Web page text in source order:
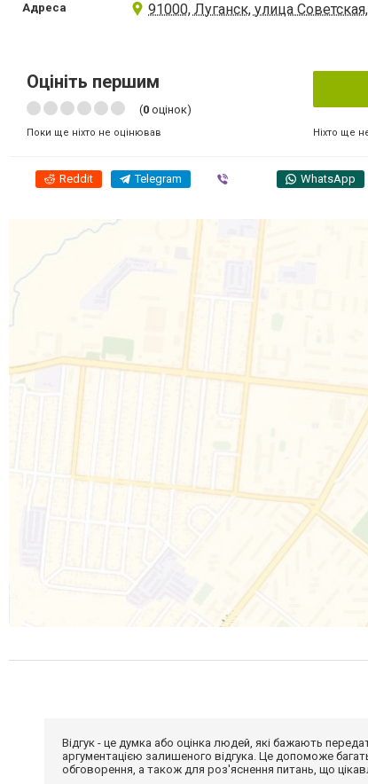
Адреса 91000, Луганск, улица
Оцініть першим
(0 оцінок)
Поки ще ніхто не оцінював Ніхто ще
Reddit Telegram WhatsApp
Відгук - це думка або оцінка людей, які бажають
аргументацією залишеного відгука. Це допоможе
обговорення, а також для роз'яснення питань, що